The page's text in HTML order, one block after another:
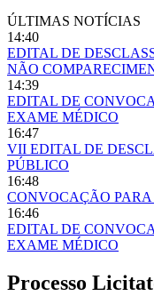
ÚLTIMAS NOTÍCIAS
14:40
EDITAL DE
NÃO
14:39
EDITAL DE
EXAME MÉDICO
16:47
VII EDITAL DE
PÚBLICO
16:48
CONVOCAÇÃO
16:46
EDITAL DE
EXAME MÉDICO
Processo